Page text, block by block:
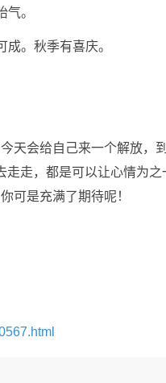
。
。秋季有喜庆。
天会给自己来一个解放，
走，都是可以让心情为
可是充满了期待呢！